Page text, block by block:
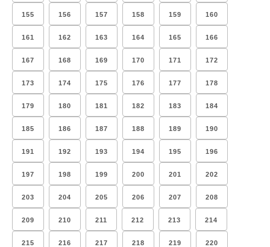
155 156 157 158 159 160
161 162 163 164 165 166
167 168 169 170 171 172
173 174 175 176 177 178
179 180 181 182 183 184
185 186 187 188 189 190
191 192 193 194 195 196
197 198 199 200 201 202
203 204 205 206 207 208
209 210 211 212 213 214
215 216 217 218 219 220